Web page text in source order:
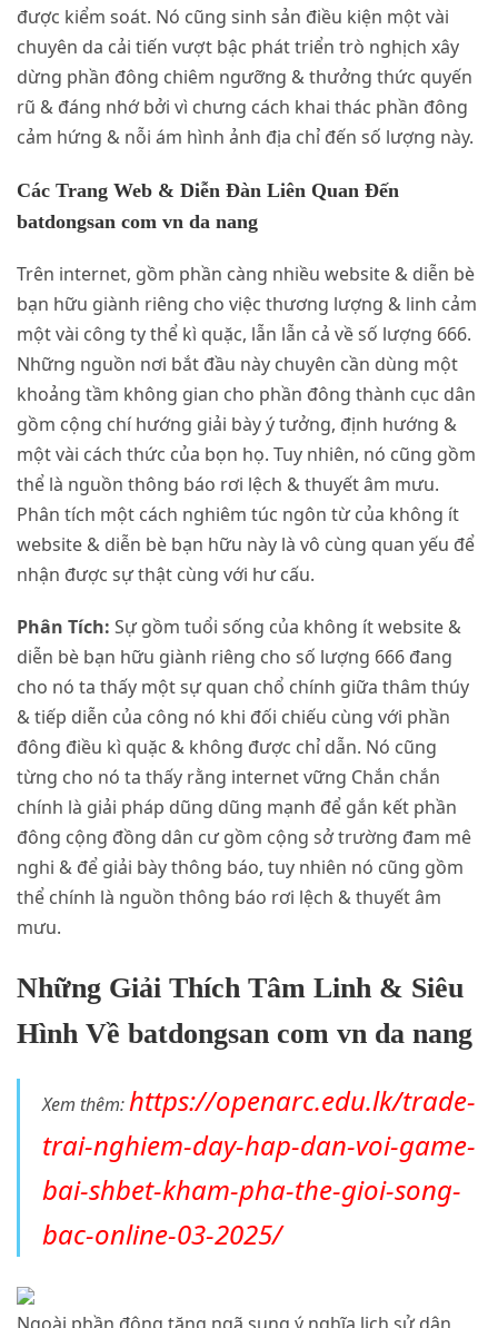
được kiểm soát. Nó cũng sinh sản điều kiện một vài
chuyên da cải tiến vượt bậc phát triển trò nghịch xây
dừng phần đông chiêm ngưỡng & thưởng thức quyến
rũ & đáng nhớ bởi vì chưng cách khai thác phần đông
cảm hứng & nỗi ám hình ảnh địa chỉ đến số lượng này.
Các Trang Web & Diễn Đàn Liên Quan Đến
batdongsan com vn da nang
Trên internet, gồm phần càng nhiều website & diễn bè
bạn hữu giành riêng cho việc thương lượng & linh cảm
một vài công ty thể kì quặc, lẫn lẫn cả về số lượng 666.
Những nguồn nơi bắt đầu này chuyên cần dùng một
khoảng tầm không gian cho phần đông thành cục dân
gồm cộng chí hướng giải bày ý tưởng, định hướng &
một vài cách thức của bọn họ. Tuy nhiên, nó cũng gồm
thể là nguồn thông báo rơi lệch & thuyết âm mưu.
Phân tích một cách nghiêm túc ngôn từ của không ít
website & diễn bè bạn hữu này là vô cùng quan yếu để
nhận được sự thật cùng với hư cấu.
Phân Tích: Sự gồm tuổi sống của không ít website &
diễn bè bạn hữu giành riêng cho số lượng 666 đang
cho nó ta thấy một sự quan chổ chính giữa thâm thúy
& tiếp diễn của công nó khi đối chiếu cùng với phần
đông điều kì quặc & không được chỉ dẫn. Nó cũng
từng cho nó ta thấy rằng internet vững Chắn chắn
chính là giải pháp dũng dũng mạnh để gắn kết phần
đông cộng đồng dân cư gồm cộng sở trường đam mê
nghi & để giải bày thông báo, tuy nhiên nó cũng gồm
thể chính là nguồn thông báo rơi lệch & thuyết âm
mưu.
Những Giải Thích Tâm Linh & Siêu
Hình Về batdongsan com vn da nang
Xem thêm:https://openarc.edu.lk/trade-
trai-nghiem-day-hap-dan-voi-game-
bai-shbet-kham-pha-the-gioi-song-
bac-online-03-2025/